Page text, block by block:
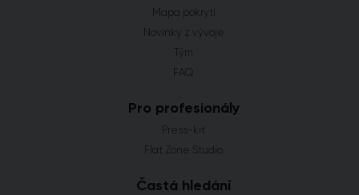
Mapa pokrytí
Novinky z vývoje
Tým
FAQ
Pro profesionály
Press-kit
Flat Zone Studio
Častá hledání